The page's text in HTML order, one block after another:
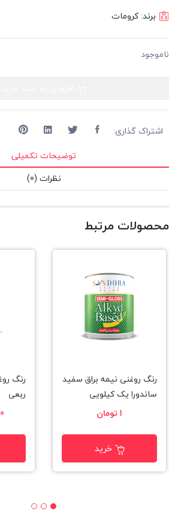
برند:کرومات
ناموجود
اشتراک گذاری:
توضیحات تکمیلی
نظرات (0)
محصولات مرتبط
رنگ روغنی نیمه براق سفید
ساندورا یک کیلویی
1 تومان
خرید
رنگ
ربعی